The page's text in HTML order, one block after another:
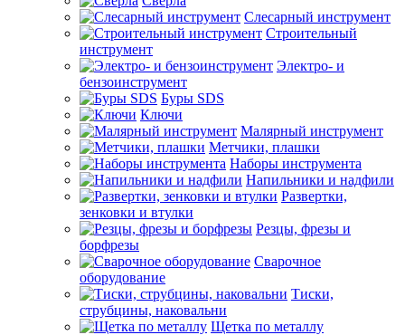
Слесарный инструмент
Строительный
инструмент
Электро- и
бензоинструмент
Буры SDS
Ключи
Малярный инструмент
Метчики, плашки
Наборы инструмента
Напильники и надфили
Развертки,
зенковки и втулки
Резцы, фрезы и
борфрезы
Сварочное
оборудование
Тиски,
струбцины, наковальни
Щетка по металлу